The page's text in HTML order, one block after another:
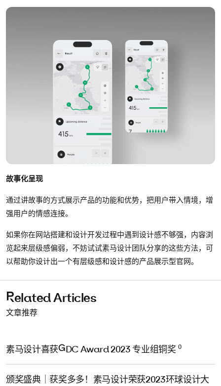
故事化呈现
通过讲故事的方式展示产品的功能和优势，把用户带入情境，增
强用户的情感连接。
如果你在网站搭建和设计开发过程中遇到设计感不够强，内容浏
览起来层级感偏弱，不妨试试素马设计团队分享的这些方法，可
以帮助你设计出一个有层级感和设计感的产品展示型官网。
Related Articles
文章推荐
素马设计喜获GDC Award 2023 专业组铜奖 0
颁奖盛典｜获奖多多！素马设计荣获2023环球设计大